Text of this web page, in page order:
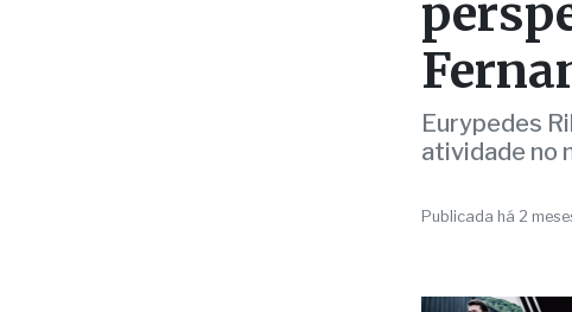
atividade no